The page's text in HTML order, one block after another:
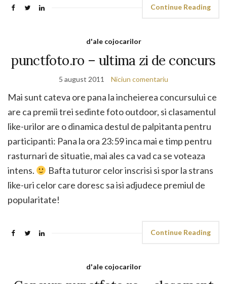
Continue Reading
d'ale cojocarilor
punctfoto.ro – ultima zi de concurs
5 august 2011 Niciun comentariu
Mai sunt cateva ore pana la incheierea concursului ce
are ca premii trei sedinte foto outdoor, si clasamentul
like-urilor are o dinamica destul de palpitanta pentru
participanti: Pana la ora 23:59 inca mai e timp pentru
rasturnari de situatie, mai ales ca vad ca se voteaza
intens.
Bafta tuturor celor inscrisi si spor la strans
like-uri celor care doresc sa isi adjudece premiul de
popularitate!
Continue Reading
d'ale cojocarilor